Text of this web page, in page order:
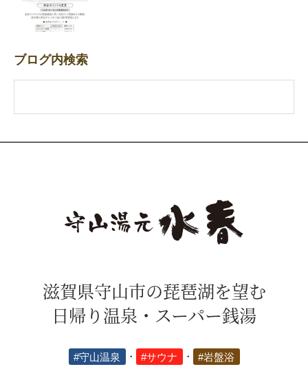
ブログ内検索
滋賀県守山市の琵琶湖を望む
日帰り温泉・スーパー銭湯
#守山温泉 ・ #サウナ ・ #岩盤浴